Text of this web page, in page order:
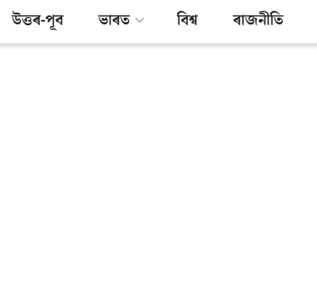
উত্তৰ-পূব ভাৰত বিশ্ব ৰাজনীতি